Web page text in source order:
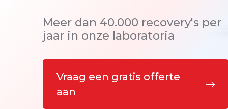
Meer dan 40.000 recovery's per
jaar in onze laboratoria
Vraag een gratis offerte
aan